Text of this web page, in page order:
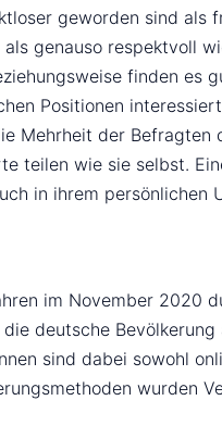
geworden sind als
genauso respektvoll
finden es
Positionen
Mehrheit der
teilen wie sie selbst.
in ihrem persönlichen
im November
deutsche
sind dabei sowohl
wurden